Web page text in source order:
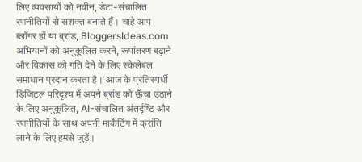
लिए व्यवसायों को नवीन, डेटा-संचालित
रणनीतियों से सशक्त बनाते हैं। चाहे आप
ब्लॉगर हों या ब्रांड, BloggersIdeas.com
अभियानों को अनुकूलित करने, रूपांतरण बढ़ाने
और विकास को गति देने के लिए स्केलेबल
समाधान प्रदान करता है। आज के प्रतिस्पर्धी
डिजिटल परिदृश्य में अपने ब्रांड को ऊँचा उठाने
के लिए अनुकूलित, AI-संचालित अंतर्दृष्टि और
रणनीतियों के साथ अपनी मार्केटिंग में क्रांति
लाने के लिए हमसे जुड़ें।